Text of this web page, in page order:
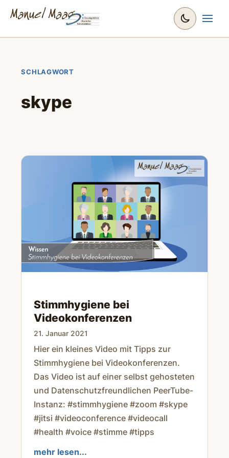
SCHLAGWORT
skype
Stimmhygiene bei
Videokonferenzen
21. Januar 2021
Hier ein kleines Video mit Tipps zur
Stimmhygiene bei Videokonferenzen.
Das Video ist auf einer selbst gehosteten
und Datenschutzfreundlichen PeerTube-
Instanz: #stimmhygiene #zoom #skype
#jitsi #videoconference #videocall
#health #voice #stimme #tipps
mehr lesen...